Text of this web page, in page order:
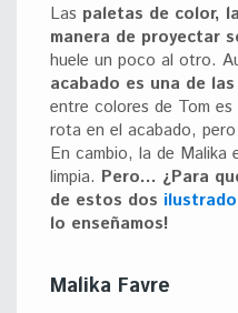
Las paletas de color,
manera de proyectar
huele un poco al otro.
acabado es una de
entre colores de Tom
rota en el acabado,
En cambio, la de
limpia. Pero… ¿Para
de estos dos
lo enseñamos!
Malika Favre